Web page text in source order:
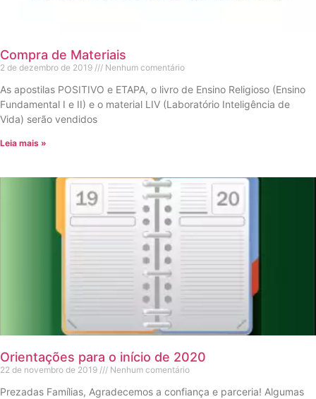
Compra de Materiais
2 de dezembro de 2019 Nenhum comentário
As apostilas POSITIVO e ETAPA, o livro de Ensino Religioso (Ensino
Fundamental I e II) e o material LIV (Laboratório Inteligência de
Vida) serão vendidos
Leia mais »
Orientações para o início de 2020
22 de novembro de 2019 Nenhum comentário
Prezadas Famílias, Agradecemos a confiança e parceria! Algumas